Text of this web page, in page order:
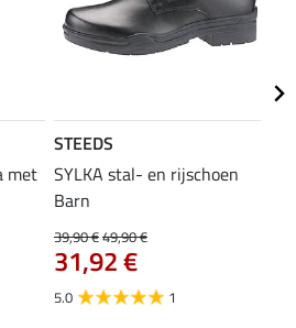
met
STEEDS
SYLKA stal- en rijschoen
Barn
39,90 €49,90 €
31,92 €
5.0 1